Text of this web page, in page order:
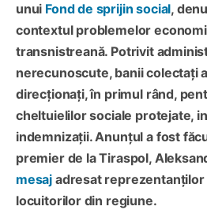
unui Fond de sprijin social,
contextul problemelor
transnistreană. Potrivit
nerecunoscute, banii colectați
direcționați, în primul rând,
cheltuielilor sociale protejate,
indemnizații. Anunțul a fost
premier de la Tiraspol,
mesaj adresat
locuitorilor din regiune.